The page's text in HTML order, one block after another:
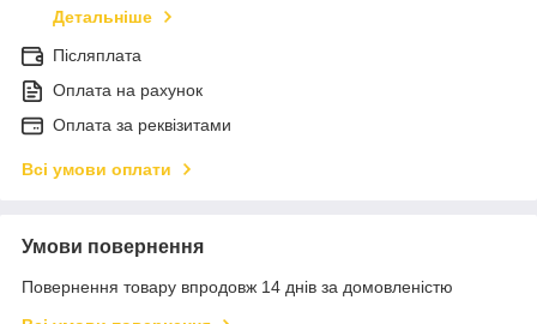
Детальніше
Післяплата
Оплата на рахунок
Оплата за реквізитами
Всі умови оплати
Умови повернення
Повернення товару впродовж 14 днів за домовленістю